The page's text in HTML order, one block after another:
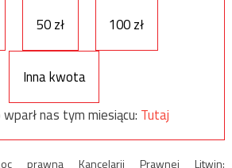
50 zł 100 zł
Inna kwota
nas tym miesiącu: Tutaj
prawną Kancelarii Prawnej Litwin: